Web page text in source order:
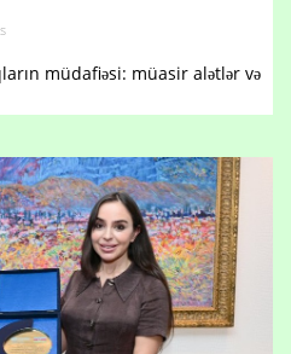
müdafiəsi: müasir alətlər və